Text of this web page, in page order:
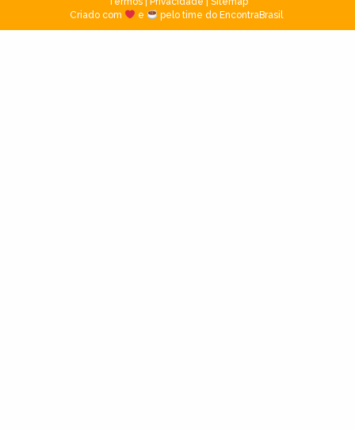
Criado com
e pelo time do EncontraBrasil